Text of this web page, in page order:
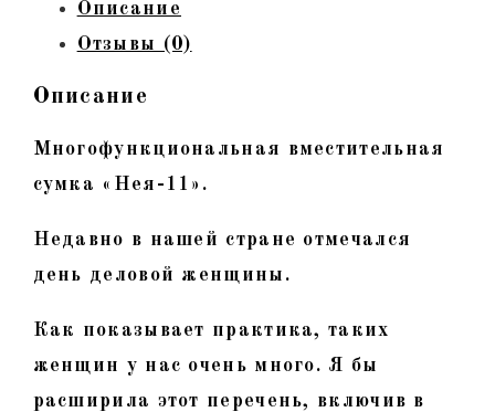
Описание
Отзывы (0)
Описание
Многофункциональная вместительная
сумка «Нея-11» .
Недавно в нашей стране отмечался
день деловой женщины.
Как показывает практика, таких
женщин у нас очень много. Я бы
расширила этот перечень, включив в